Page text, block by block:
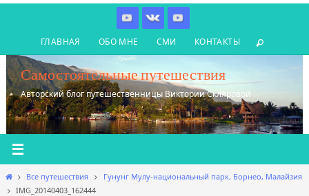
содержимому
ГЛАВНАЯ ОБО МНЕ СМИ КОНТАКТЫ
Самостоятельные путешествия
Авторский блог путешественницы Виктории Скляровой
Главная
Все путешествия
Гунунг Мулу-национальный парк, Борнео, Малайзия
IMG_20140403_162444